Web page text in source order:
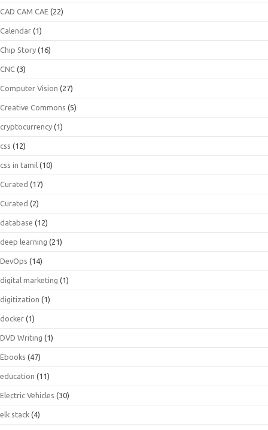
CAD CAM CAE (22)
Calendar (1)
Chip Story (16)
CNC (3)
Computer Vision (27)
Creative Commons (5)
cryptocurrency (1)
css (12)
css in tamil (10)
Curated (17)
Curated (2)
database (12)
deep learning (21)
DevOps (14)
digital marketing (1)
digitization (1)
docker (1)
DVD Writing (1)
Ebooks (47)
education (11)
Electric Vehicles (30)
elk stack (4)